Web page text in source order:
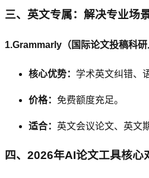
三、英文专属：解决专业场
1.Grammarly（国际论文投稿科研
核心优势： 学术英文纠错、
价格： 免费额度充足。
适合： 英文会议论文、英文
四、2026年AI论文工具核心